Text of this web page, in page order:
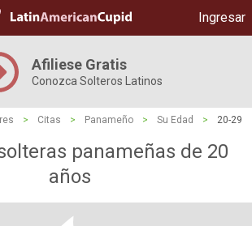
Ingresar
Afiliese Gratis
Conozca Solteros Latinos
> Citas > Panameño > Su Edad > 20-29
panameñas de 20
años